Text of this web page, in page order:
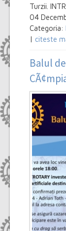
Turzii.
04
Categoria:
| citeste
Balul